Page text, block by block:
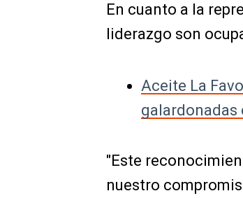
En cuanto a la
liderazgo son
Aceite La
galardonadas
"Este
nuestro